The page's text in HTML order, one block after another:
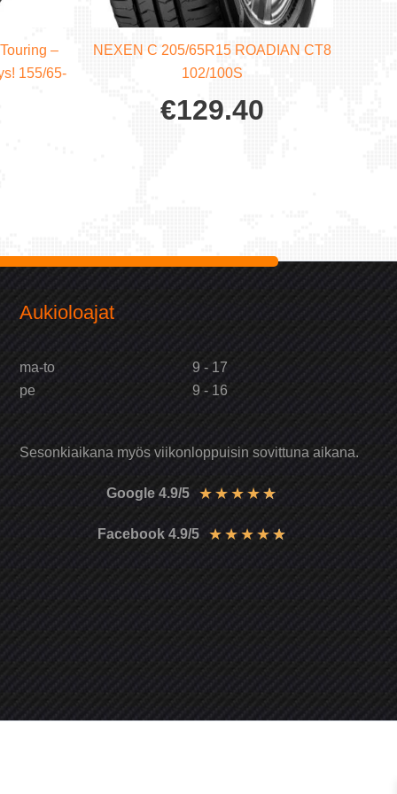
–
155/65-
NEXEN C 205/65R15 ROADIAN CT8
102/100S
€129.40
Aukioloajat
ma-to
9 - 17
pe
9 - 16
Sesonkiaikana myös viikonloppuisin sovittuna aikana.
Google 4.9/5 ★ ★ ★ ★ ★
Facebook 4.9/5 ★ ★ ★ ★ ★